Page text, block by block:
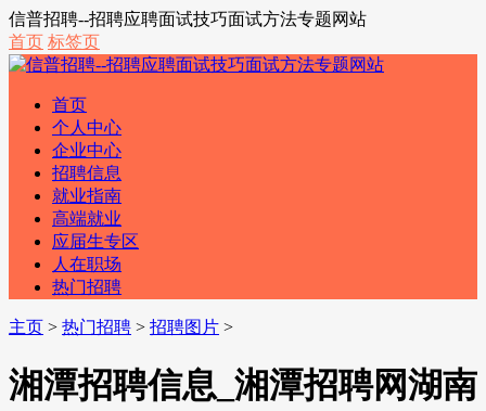
信普招聘--招聘应聘面试技巧面试方法专题网站
首页 标签页
首页
个人中心
企业中心
招聘信息
就业指南
高端就业
应届生专区
人在职场
热门招聘
主页 > 热门招聘 > 招聘图片 >
湘潭招聘信息_湘潭招聘网湖南